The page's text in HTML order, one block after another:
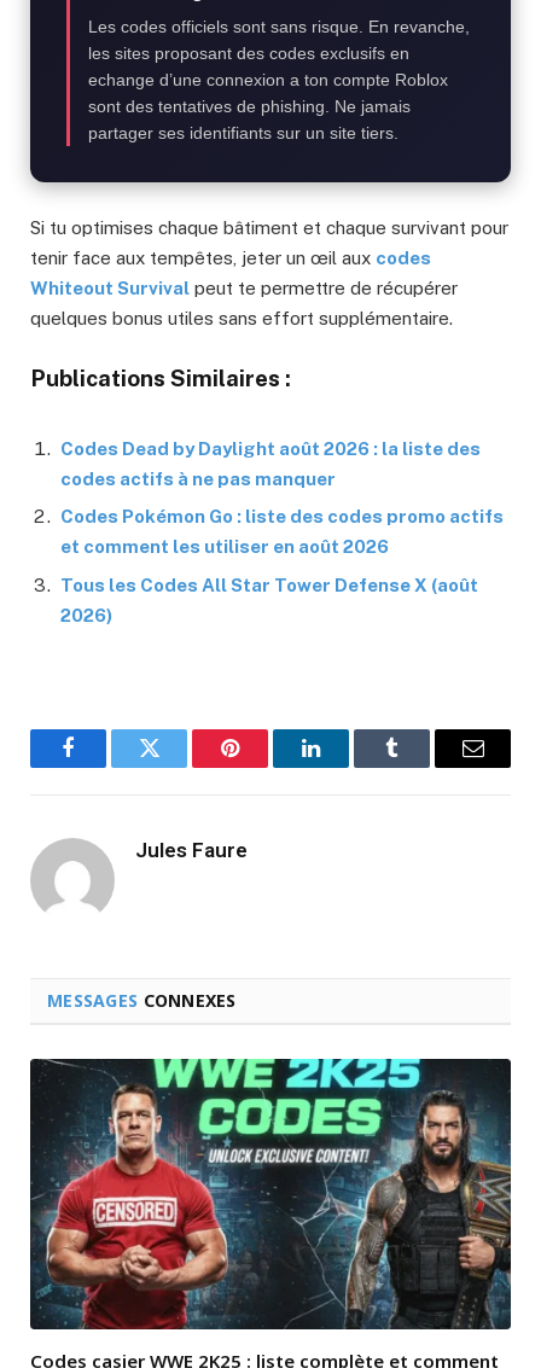
Les codes officiels sont sans risque. En revanche,
les sites proposant des codes exclusifs en
echange d’une connexion a ton compte Roblox
sont des tentatives de phishing. Ne jamais
partager ses identifiants sur un site tiers.
Si tu optimises chaque bâtiment et chaque survivant pour
tenir face aux tempêtes, jeter un œil aux codes
Whiteout Survival peut te permettre de récupérer
quelques bonus utiles sans effort supplémentaire.
Publications Similaires :
Codes Dead by Daylight août 2026 : la liste des
codes actifs à ne pas manquer
Codes Pokémon Go : liste des codes promo actifs
et comment les utiliser en août 2026
Tous les Codes All Star Tower Defense X (août
2026)
FacebookTwitter Pinterest LinkedInTumblr Email
Jules Faure
MESSAGES CONNEXES
Codes casier WWE 2K25 : liste complète et comment